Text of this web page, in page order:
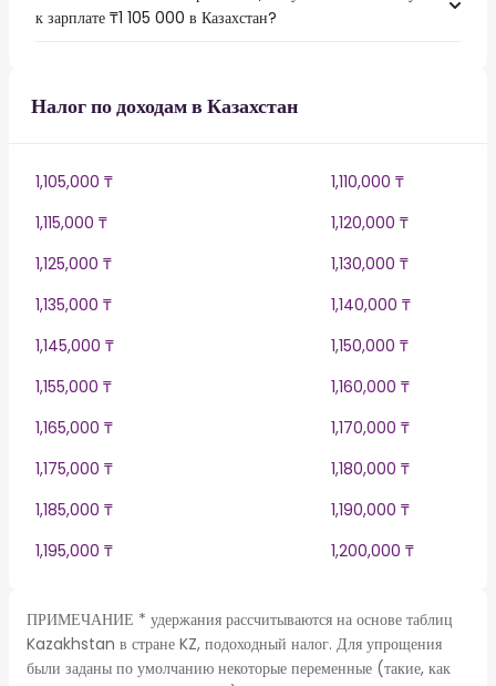
к зарплате ₸1 105 000 в Казахстан?
Налог по доходам в Казахстан
1,105,000 ₸
1,110,000 ₸
1,115,000 ₸
1,120,000 ₸
1,125,000 ₸
1,130,000 ₸
1,135,000 ₸
1,140,000 ₸
1,145,000 ₸
1,150,000 ₸
1,155,000 ₸
1,160,000 ₸
1,165,000 ₸
1,170,000 ₸
1,175,000 ₸
1,180,000 ₸
1,185,000 ₸
1,190,000 ₸
1,195,000 ₸
1,200,000 ₸
ПРИМЕЧАНИЕ * удержания рассчитываются на основе таблиц
Kazakhstan в стране KZ, подоходный налог. Для упрощения
были заданы по умолчанию некоторые переменные (такие, как